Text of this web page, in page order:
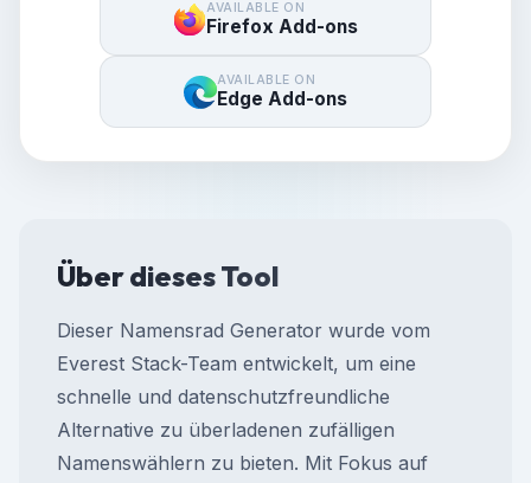
AVAILABLE ON
Firefox Add-ons
AVAILABLE ON
Edge Add-ons
Über dieses Tool
Dieser Namensrad Generator wurde vom
Everest Stack-Team entwickelt, um eine
schnelle und datenschutzfreundliche
Alternative zu überladenen zufälligen
Namenswählern zu bieten. Mit Fokus auf